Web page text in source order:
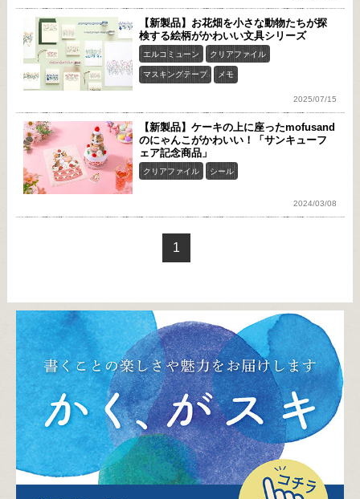
【新製品】お花畑を小さな動物たちが探
検する絵柄がかわいい文具シリーズ
エルコミューン クリアファイル
マスキングテープ メモ
2025/07/15
【新製品】ケーキの上に座ったmofusand
のにゃんこがかわいい！「サンキューフ
ェア記念商品」
クリアファイル シール
2024/03/08
1